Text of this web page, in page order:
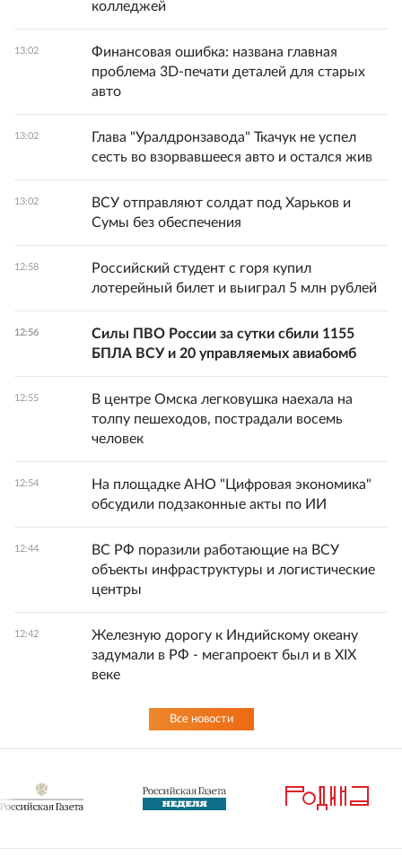
колледжей
13:02
Финансовая ошибка: названа главная
проблема 3D-печати деталей для старых
авто
13:02
Глава "Уралдронзавода" Ткачук не успел
сесть во взорвавшееся авто и остался жив
13:02
ВСУ отправляют солдат под Харьков и
Сумы без обеспечения
12:58
Российский студент с горя купил
лотерейный билет и выиграл 5 млн рублей
12:56
Силы ПВО России за сутки сбили 1155
БПЛА ВСУ и 20 управляемых авиабомб
12:55
В центре Омска легковушка наехала на
толпу пешеходов, пострадали восемь
человек
12:54
На площадке АНО "Цифровая экономика"
обсудили подзаконные акты по ИИ
12:44
ВС РФ поразили работающие на ВСУ
объекты инфраструктуры и логистические
центры
12:42
Железную дорогу к Индийскому океану
задумали в РФ - мегапроект был и в XIX
веке
Все новости